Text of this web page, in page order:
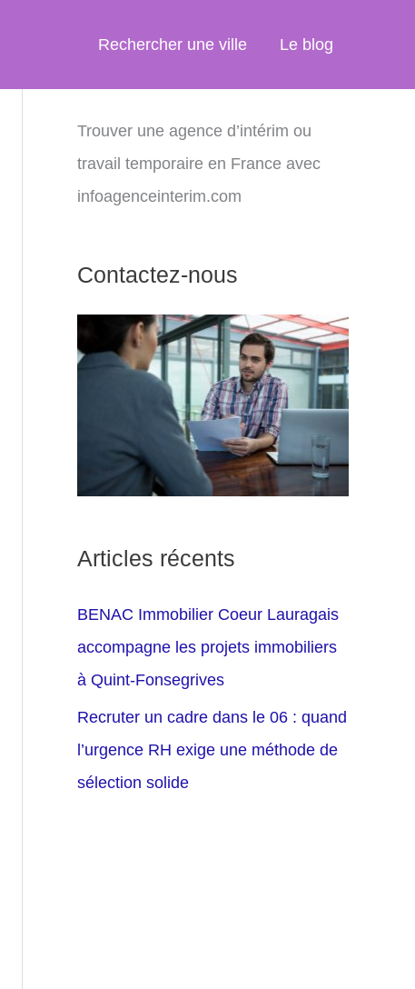
Rechercher une ville Le blog
Trouver une agence d’intérim ou
travail temporaire en France avec
infoagenceinterim.com
Contactez-nous
Articles récents
BENAC Immobilier Coeur Lauragais
accompagne les projets immobiliers
à Quint-Fonsegrives
Recruter un cadre dans le 06 : quand
l’urgence RH exige une méthode de
sélection solide